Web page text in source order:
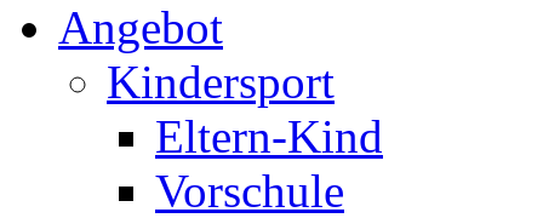
Angebot
Kindersport
Eltern-Kind
Vorschule